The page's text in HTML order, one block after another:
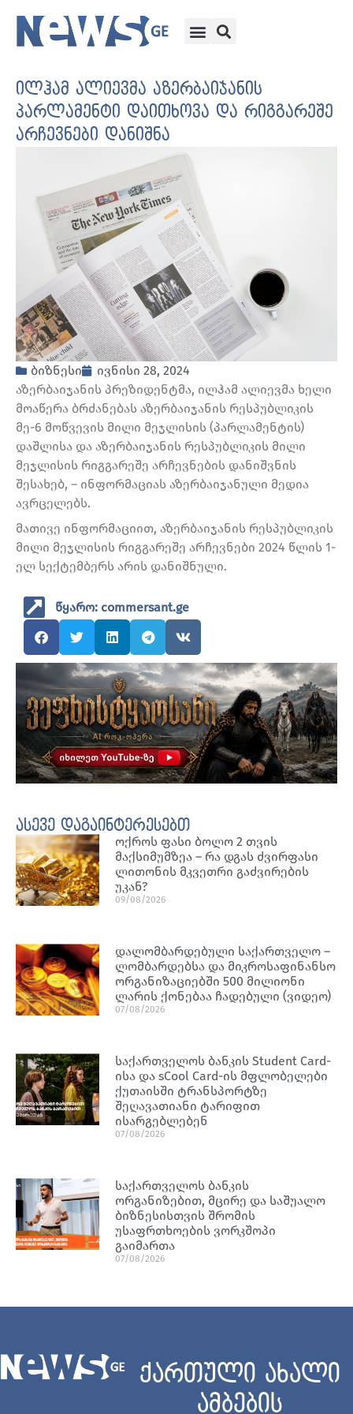
ილჰამ ალიევმა აზერბაიჯანის
პარლამენტი დაითხოვა და რიგგარეშე
არჩევნები დანიშნა
ბიზნესი
ივნისი 28, 2024
აზერბაიჯანის პრეზიდენტმა, ილჰამ ალიევმა ხელი
მოაწერა ბრძანებას აზერბაიჯანის რესპუბლიკის
მე-6 მოწვევის მილი მეჯლისის (პარლამენტის)
დაშლისა და აზერბაიჯანის რესპუბლიკის მილი
მეჯლისის რიგგარეშე არჩევნების დანიშვნის
შესახებ, – ინფორმაციას აზერბაიჯანული მედია
ავრცელებს.
მათივე ინფორმაციით, აზერბაიჯანის რესპუბლიკის
მილი მეჯლისის რიგგარეშე არჩევნები 2024 წლის 1-
ელ სექტემბერს არის დანიშნული.
წყარო: commersant.ge
ასევე დაგაინტერესებთ
ოქროს ფასი ბოლო 2 თვის
მაქსიმუმზეა – რა დგას ძვირფასი
ლითონის მკვეთრი გაძვირების
უკან?
09/08/2026
დალომბარდებული საქართველო –
ლომბარდებსა და მიკროსაფინანსო
ორგანიზაციებში 500 მილიონი
ლარის ქონებაა ჩადებული (ვიდეო)
07/08/2026
საქართველოს ბანკის Student Card-
ისა და sCool Card-ის მფლობელები
ქუთაისში ტრანსპორტზე
შეღავათიანი ტარიფით
ისარგებლებენ
07/08/2026
საქართველოს ბანკის
ორგანიზებით, მცირე და საშუალო
ბიზნესისთვის შრომის
უსაფრთხოების ვორკშოპი
გაიმართა
07/08/2026
ქართული ახალი
ამბების